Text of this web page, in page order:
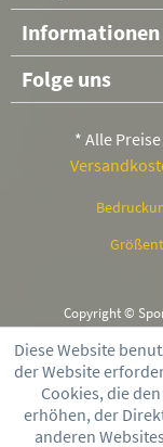
Informationen
Folge uns
* Alle
Copyright ©
Diese Website
der Website
Cookies, die
erhöhen, der
anderen